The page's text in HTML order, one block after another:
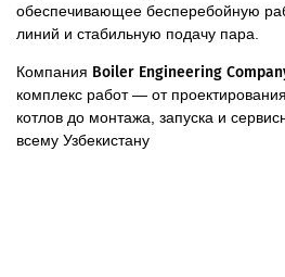
обеспечивающее бесперебойную
линий и стабильную подачу пара.
Компания Boiler Engineering
комплекс работ — от
котлов до монтажа, запуска и
всему Узбекистану